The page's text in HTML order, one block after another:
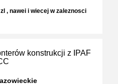
, nawei i wiecej w zaleznosci
konstrukcji z IPAF